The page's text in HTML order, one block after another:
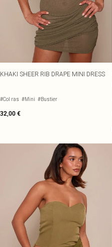
KHAKI SHEER RIB DRAPE MINI DRESS
#Col ras #Mini #Bustier
32,00 €